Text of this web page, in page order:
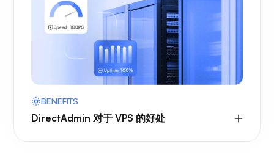
BENEFITS
DirectAdmin 对于 VPS 的好处